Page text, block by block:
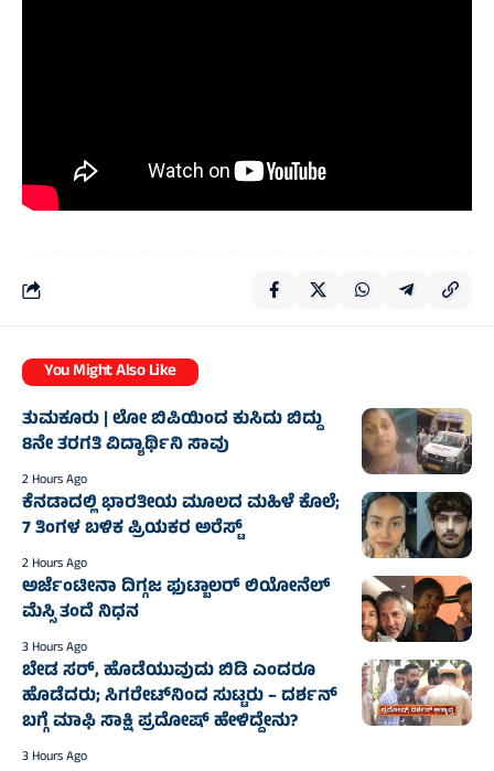
You Might Also Like
ತುಮಕೂರು | ಲೋ ಬಿಪಿಯಿಂದ ಕುಸಿದು ಬಿದ್ದು
8ನೇ ತರಗತಿ ವಿದ್ಯಾರ್ಥಿನಿ ಸಾವು
2 Hours Ago
ಕೆನಡಾದಲ್ಲಿ ಭಾರತೀಯ ಮೂಲದ ಮಹಿಳೆ ಕೊಲೆ;
7 ತಿಂಗಳ ಬಳಿಕ ಪ್ರಿಯಕರ ಅರೆಸ್ಟ್‌
2 Hours Ago
ಅರ್ಜೆಂಟೀನಾ ದಿಗ್ಗಜ ಫುಟ್ಬಾಲರ್‌ ಲಿಯೋನೆಲ್‌
ಮೆಸ್ಸಿ ತಂದೆ ನಿಧನ
3 Hours Ago
ಬೇಡ ಸರ್, ಹೊಡೆಯುವುದು ಬಿಡಿ ಎಂದರೂ
ಹೊಡೆದರು; ಸಿಗರೇಟ್‌ನಿಂದ ಸುಟ್ಟರು – ದರ್ಶನ್‌
ಬಗ್ಗೆ ಮಾಫಿ ಸಾಕ್ಷಿ ಪ್ರದೋಷ್‌ ಹೇಳಿದ್ದೇನು?
3 Hours Ago